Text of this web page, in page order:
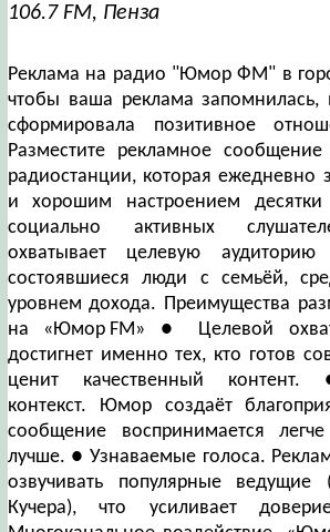
106.7 FM, Пенза
Реклама на радио "Юмор ФМ" в
чтобы ваша реклама запомнилась,
сформировала позитивное
Разместите рекламное
радиостанции, которая ежедневно
и хорошим настроением
социально активных
охватывает целевую
состоявшиеся люди с семьёй,
уровнем дохода. Преимущества
на «Юмор FM» ● Целевой
достигнет именно тех, кто готов
ценит качественный
контекст. Юмор создаёт
сообщение воспринимается
лучше. ● Узнаваемые голоса.
озвучивать популярные ведущие
Кучера), что усиливает